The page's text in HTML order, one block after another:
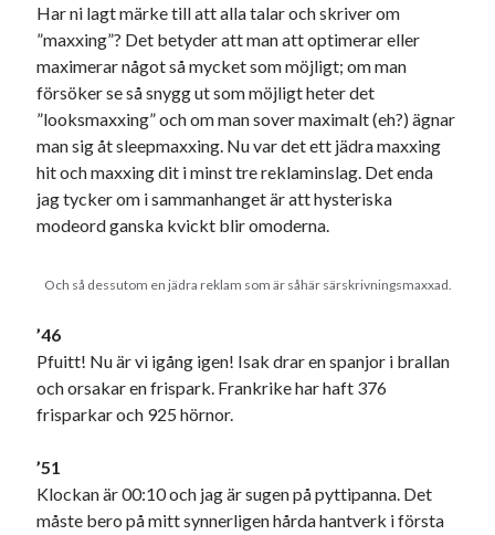
Har ni lagt märke till att alla talar och skriver om
”maxxing”? Det betyder att man att optimerar eller
maximerar något så mycket som möjligt; om man
försöker se så snygg ut som möjligt heter det
”looksmaxxing” och om man sover maximalt (eh?) ägnar
man sig åt sleepmaxxing. Nu var det ett jädra maxxing
hit och maxxing dit i minst tre reklaminslag. Det enda
jag tycker om i sammanhanget är att hysteriska
modeord ganska kvickt blir omoderna.
Och så dessutom en jädra reklam som är såhär särskrivningsmaxxad.
’46
Pfuitt! Nu är vi igång igen! Isak drar en spanjor i brallan
och orsakar en frispark. Frankrike har haft 376
frisparkar och 925 hörnor.
’51
Klockan är 00:10 och jag är sugen på pyttipanna. Det
måste bero på mitt synnerligen hårda hantverk i första